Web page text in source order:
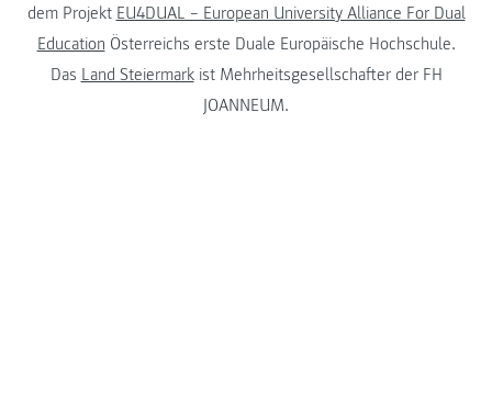
dem Projekt EU4DUAL – European University Alliance For Dual
Education Österreichs erste Duale Europäische Hochschule.
Das Land Steiermarkist Mehrheitsgesellschafter der FH
JOANNEUM.